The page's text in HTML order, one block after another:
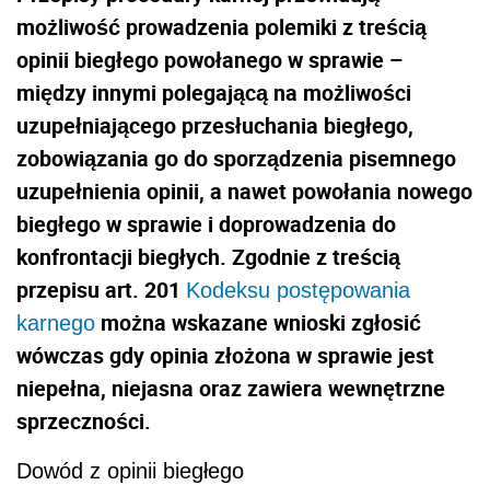
możliwość prowadzenia polemiki z treścią
opinii biegłego powołanego w sprawie –
między innymi polegającą na możliwości
uzupełniającego przesłuchania biegłego,
zobowiązania go do sporządzenia pisemnego
uzupełnienia opinii, a nawet powołania nowego
biegłego w sprawie i doprowadzenia do
konfrontacji biegłych. Zgodnie z treścią
przepisu art. 201 Kodeksu postępowania
karnego można wskazane wnioski zgłosić
wówczas gdy opinia złożona w sprawie jest
niepełna, niejasna oraz zawiera wewnętrzne
sprzeczności.
Dowód z opinii biegłego